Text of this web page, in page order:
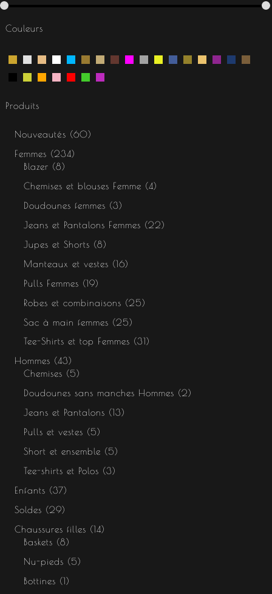
Couleurs
Produits
Nouveautés
60
Femmes
234
Blazer
8
Chemises et blouses Femme
4
Doudounes femmes
3
Jeans et Pantalons Femmes
22
Jupes et Shorts
8
Manteaux et vestes
16
Pulls Femmes
19
Robes et combinaisons
25
Sac à main femmes
25
Tee-Shirts et top Femmes
31
Hommes
43
Chemises
5
Doudounes sans manches Hommes
2
Jeans et Pantalons
13
Pulls et vestes
5
Short et ensemble
5
Tee-shirts et Polos
3
Enfants
37
Soldes
29
Chaussures filles
14
Baskets
8
Nu-pieds
5
Bottines
1